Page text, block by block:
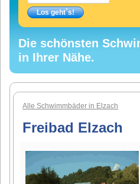
Die schönsten
in Ihrer Nähe.
Alle Schwimmbäder in Elzach
Freibad Elzach